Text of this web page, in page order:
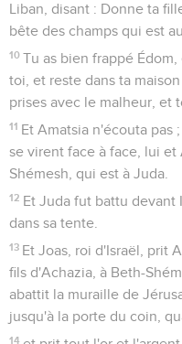
Liban, disant : Donne ta
bête des champs qui est
10 Tu as bien frappé
toi, et reste dans ta
prises avec le malheur, et
11 Et Amatsia n'écouta pas
se virent face à face, lui et
Shémesh, qui est à Juda.
12 Et Juda fut battu devant
dans sa tente.
13 Et Joas, roi d'Israël, prit
fils d'Achazia, à Beth-
abattit la muraille de
jusqu'à la porte du coin,
14